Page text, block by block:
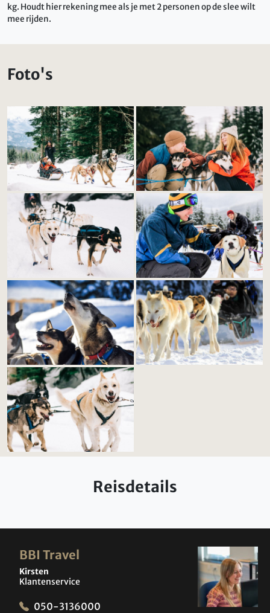
kg. Houdt hier rekening mee als je met 2 personen op de slee wilt
mee rijden.
Foto's
Reisdetails
BBI Travel
Kirsten
Klantenservice
050-3136000